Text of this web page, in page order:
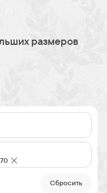
размеров
Cбросить